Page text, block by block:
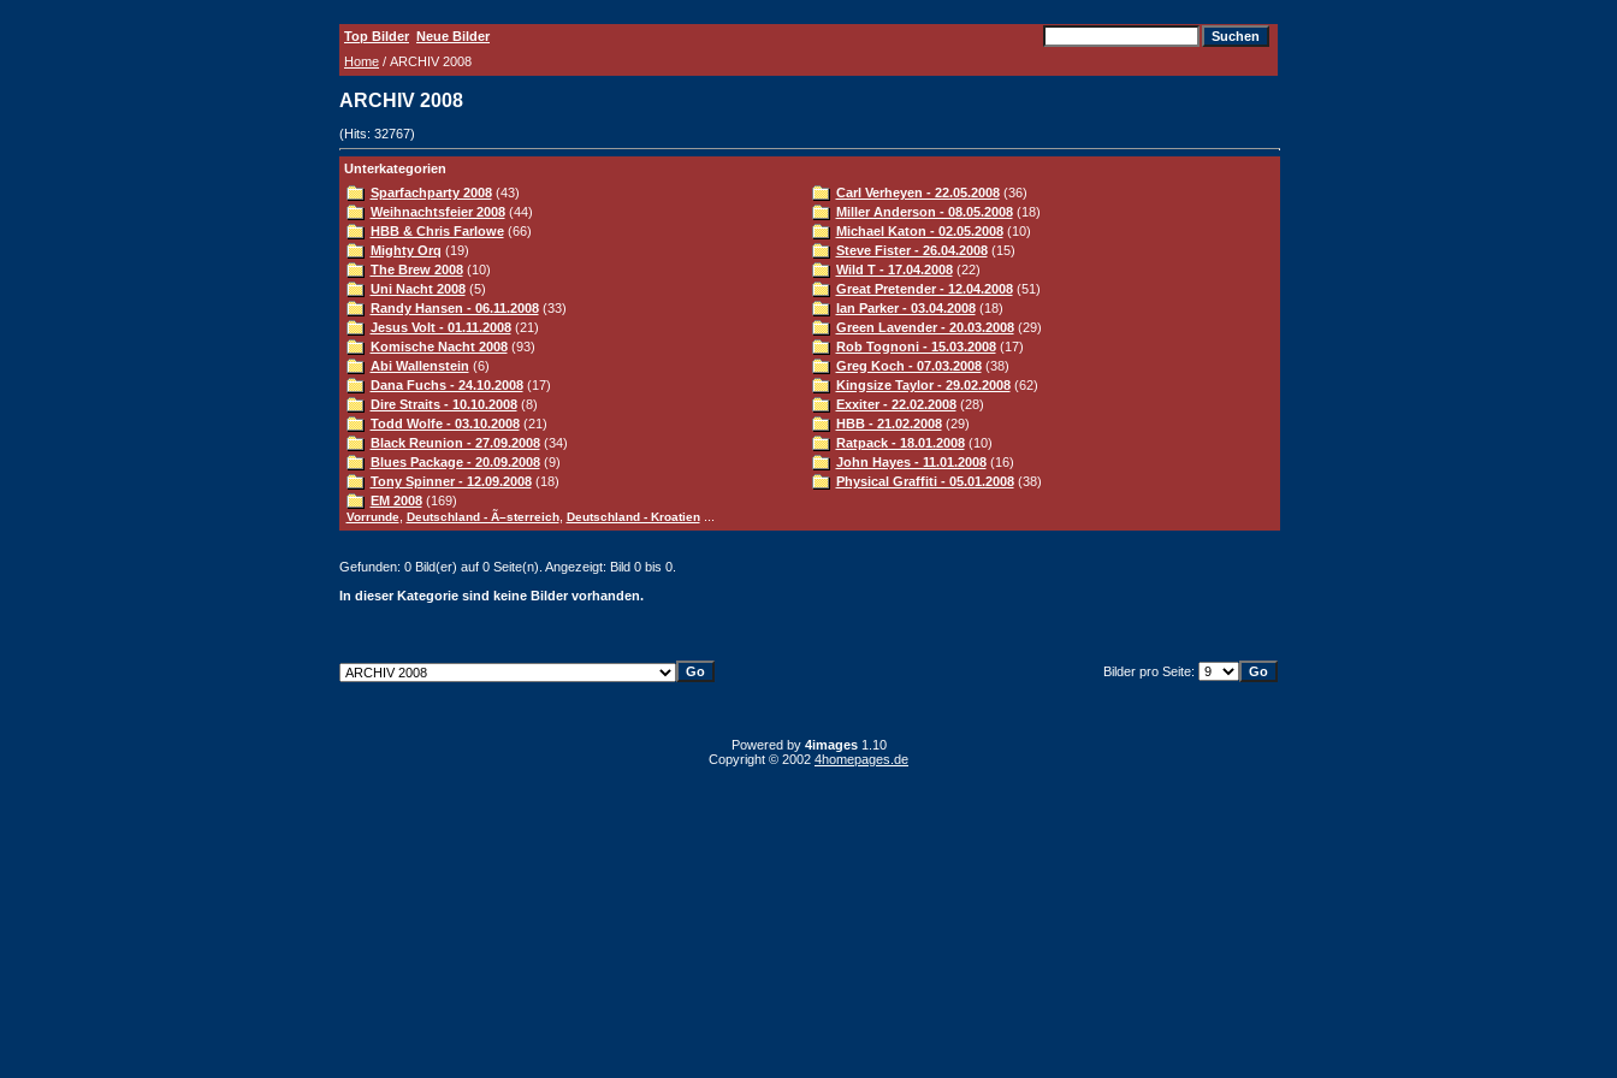
Top Bilder Neue Bilder
Home / ARCHIV 2008
ARCHIV 2008
(Hits: 32767)
Unterkategorien
Sparfachparty 2008(43)
Weihnachtsfeier 2008(44)
HBB & Chris Farlowe(66)
Mighty Orq (19)
The Brew 2008(10)
Uni Nacht 2008(5)
Randy Hansen - 06.11.2008(33)
Jesus Volt - 01.11.2008(21)
Komische Nacht 2008(93)
Abi Wallenstein (6)
Dana Fuchs - 24.10.2008(17)
Dire Straits - 10.10.2008(8)
Todd Wolfe - 03.10.2008(21)
Black Reunion - 27.09.2008(34)
Blues Package - 20.09.2008(9)
Tony Spinner - 12.09.2008(18)
EM 2008(169)
Vorrunde, Deutschland - Ã–sterreich, Deutschland - Kroatien...
Carl Verheyen - 22.05.2008(36)
Miller Anderson - 08.05.2008(18)
Michael Katon - 02.05.2008(10)
Steve Fister - 26.04.2008(15)
Wild T - 17.04.2008(22)
Great Pretender - 12.04.2008(51)
Ian Parker - 03.04.2008(18)
Green Lavender - 20.03.2008(29)
Rob Tognoni - 15.03.2008(17)
Greg Koch - 07.03.2008(38)
Kingsize Taylor - 29.02.2008(62)
Exxiter - 22.02.2008(28)
HBB - 21.02.2008(29)
Ratpack - 18.01.2008(10)
John Hayes - 11.01.2008(16)
Physical Graffiti - 05.01.2008(38)
Gefunden: 0 Bild(er) auf 0 Seite(n). Angezeigt: Bild 0 bis 0.
In dieser Kategorie sind keine Bilder vorhanden.
Bilder pro Seite:
Powered by 4images1.10
Copyright © 2002 4homepages.de